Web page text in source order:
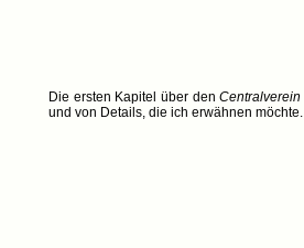
Die ersten Kapitel über denCentralverein
und von Details, die ich erwähnen möchte.